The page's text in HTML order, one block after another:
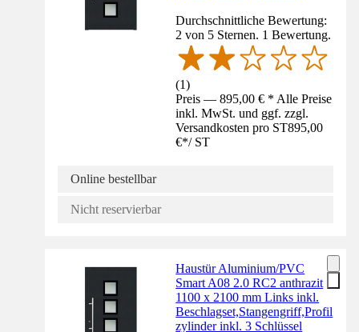
Durchschnittliche Bewertung:
2 von 5 Sternen. 1 Bewertung.
(1)
Preis — 895,00 € * Alle Preise
inkl. MwSt. und ggf. zzgl.
Versandkosten pro ST895,00
€*/ ST
Online bestellbar
Nicht reservierbar
Haustür Aluminium/PVC
Smart A08 2.0 RC2 anthrazit
1100 x 2100 mm Links inkl.
Beschlagset,Stangengriff,Profil
zylinder inkl. 3 Schlüssel